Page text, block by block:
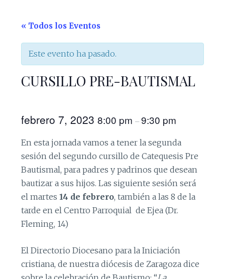
« Todos los Eventos
Este evento ha pasado.
CURSILLO PRE-BAUTISMAL
febrero 7, 20238:00 pm–9:30 pm
En esta jornada vamos a tener la segunda
sesión del segundo cursillo de Catequesis Pre
Bautismal, para padres y padrinos que desean
bautizar a sus hijos. Las siguiente sesión será
el martes14 de febrero, también a las 8 de la
tarde en el Centro Parroquial de Ejea (Dr.
Fleming, 14)
El Directorio Diocesano para la Iniciación
cristiana, de nuestra diócesis de Zaragoza dice